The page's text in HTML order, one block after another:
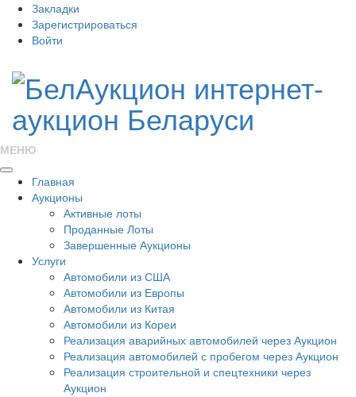
Закладки
Зарегистрироваться
Войти
МЕНЮ
Главная
Аукционы
Активные лоты
Проданные Лоты
Завершенные Аукционы
Услуги
Автомобили из США
Автомобили из Европы
Автомобили из Китая
Автомобили из Кореи
Реализация аварийных автомобилей через Аукцион
Реализация автомобилей с пробегом через Аукцион
Реализация строительной и спецтехники через
Аукцион